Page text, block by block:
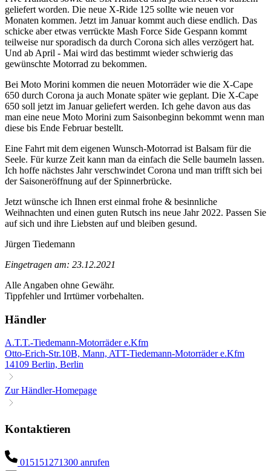
geliefert worden. Die neue X-Ride 125 sollte wie neuen vor
Monaten kommen. Jetzt im Januar kommt auch diese endlich. Das
schicke aber etwas verrückte Mash Force Side Gespann kommt
teilweise nur sporadisch da durch Corona sich alles verzögert hat.
Und ab April - Mai wird das bestimmt wieder schwierig das
gewünschte Motorrad zu bekommen.
Bei Moto Morini kommen die neuen Motorräder wie die X-Cape
650 durch Corona ja auch Monate später wie geplant. Die X-Cape
650 soll jetzt im Januar geliefert werden. Ich gehe davon aus das
man eine neue Moto Morini zum Saisonbeginn bekommt wenn man
diese bis Ende Februar bestellt.
Eine Fahrt mit dem eigenen Wunsch-Motorrad ist Balsam für die
Seele. Für kurze Zeit kann man da einfach die Selle baumeln lassen.
Ich hoffe nächstes Jahr verschwindet Corona und man trifft sich bei
der Saisoneröffnung auf der Spinnerbrücke.
Jetzt wünsche ich Ihnen erst einmal frohe & besinnliche
Weihnachten und einen guten Rutsch ins neue Jahr 2022. Passen Sie
auf sich und ihre Liebsten auf und bleiben gesund.
Jürgen Tiedemann
Eingetragen am: 23.12.2021
Alle Angaben ohne Gewähr.
Tippfehler und Irrtümer vorbehalten.
Händler
A.T.T.-Tiedemann-Motorräder e.Kfm
Otto-Erich-Str.10B, Mann, ATT-Tiedemann-Motorräder e.Kfm
14109 Berlin, Berlin
Zur Händler-Homepage
Kontaktieren
015151271300 anrufen